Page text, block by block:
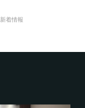
新着情報